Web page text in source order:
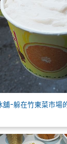
-躲在竹東菜市場